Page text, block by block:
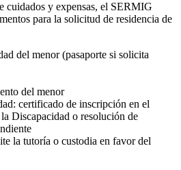
cuidados y expensas, el SERMIG
para la solicitud de residencia de
del menor (pasaporte si solicita
del menor
certificado de inscripción en el
Discapacidad o resolución de
la tutoría o custodia en favor del